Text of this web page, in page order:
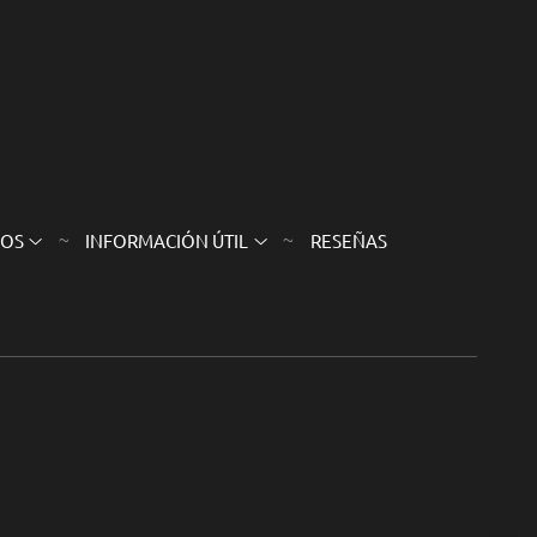
INFORMACIÓN ÚTIL RESEÑAS